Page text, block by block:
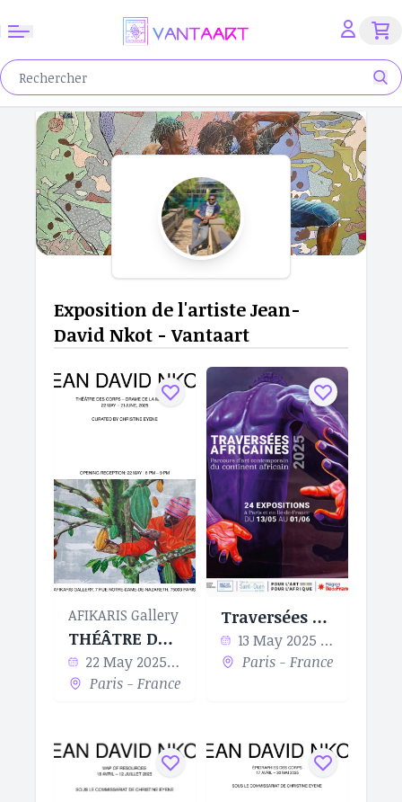
Exposition de l'artiste Jean-
David Nkot - Vantaart
AFIKARIS Gallery
THÉÂTRE DES CORPS - DRAME DE LA MATIÈRE
22 May 2025 - 21 Jun 2025
Paris - France
Traversées Africaines
13 May 2025 - 01 Jun 2025
Paris - France